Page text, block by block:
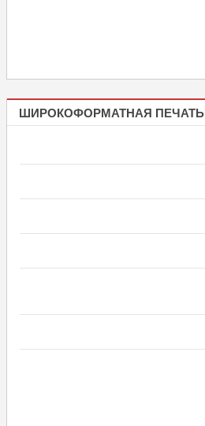
ШИРОКОФОРМАТНАЯ ПЕЧАТЬ